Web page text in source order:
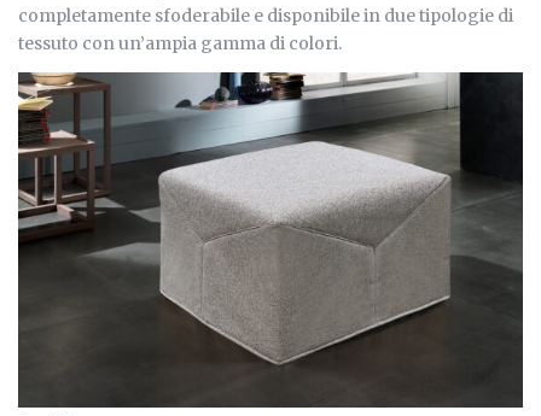
completamente sfoderabile e disponibile in due tipologie di
tessuto con un’ampia gamma di colori.